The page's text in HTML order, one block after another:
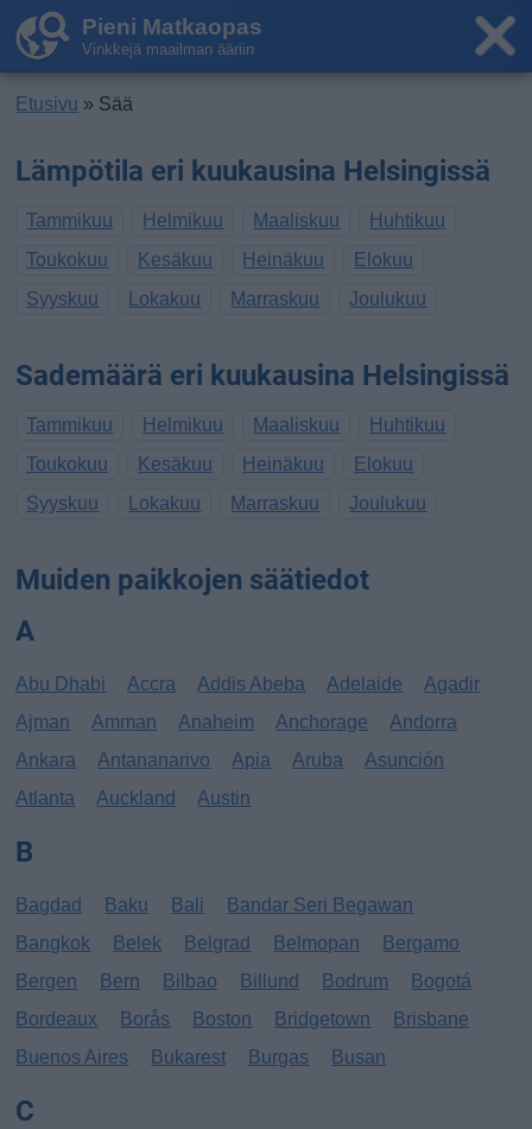
Pieni Matkaopas
Vinkkejä maailman ääriin
Etusivu » Sää
Lämpötila eri kuukausina Helsingissä
Tammikuu Helmikuu Maaliskuu
Huhtikuu
Toukokuu
Kesäkuu Heinäkuu
Elokuu
Syyskuu
Lokakuu Marraskuu Joulukuu
Sademäärä eri kuukausina Helsingissä
Tammikuu Helmikuu Maaliskuu
Huhtikuu
Toukokuu
Kesäkuu Heinäkuu
Elokuu
Syyskuu
Lokakuu Marraskuu Joulukuu
Muiden paikkojen säätiedot
A
Abu Dhabi Accra Addis Abeba Adelaide
Agadir
Ajman
Amman Anaheim Anchorage
Andorra
Ankara
Antananarivo Apia Aruba
Asunción
Atlanta
Auckland Austin
B
Bagdad Baku Bali
Bandar Seri Begawan
Bangkok
Belek Belgrad Belmopan
Bergamo
Bergen
Bern Bilbao Billund Bodrum
Bogotá
Bordeaux
Borås Boston Bridgetown
Brisbane
Buenos Aires
Bukarest Burgas Busan
C